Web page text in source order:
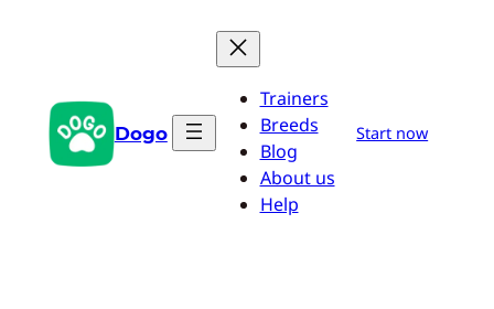
Dogo
Trainers
Breeds
Blog
About us
Help
Start now